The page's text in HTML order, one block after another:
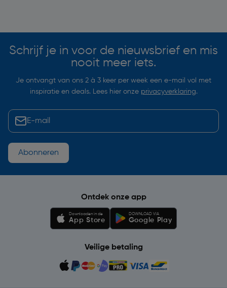
Schrijf je in voor de nieuwsbrief en mis
nooit meer iets.
Je ontvangt van ons 2 à 3 keer per week een e-mail vol met
inspiratie en deals. Lees hier onze privacyverklaring.
Abonneren
Ontdek onze app
Downloaden in de
App Store
DOWNLOAD VIA
Google Play
Veilige betaling